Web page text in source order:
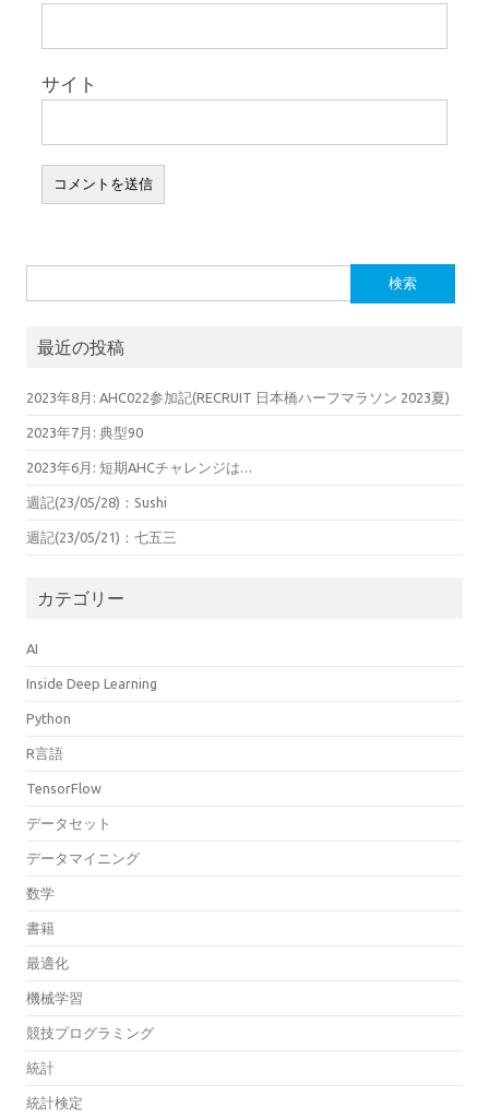
サイト
索:
最近の投稿
2023年8月: AHC022参加記(RECRUIT 日本橋ハーフマラソン 2023夏)
2023年7月: 典型90
2023年6月: 短期AHCチャレンジは…
週記(23/05/28)：Sushi
週記(23/05/21)：七五三
カテゴリー
AI
Inside Deep Learning
Python
R言語
TensorFlow
データセット
データマイニング
数学
書籍
最適化
機械学習
競技プログラミング
統計
統計検定